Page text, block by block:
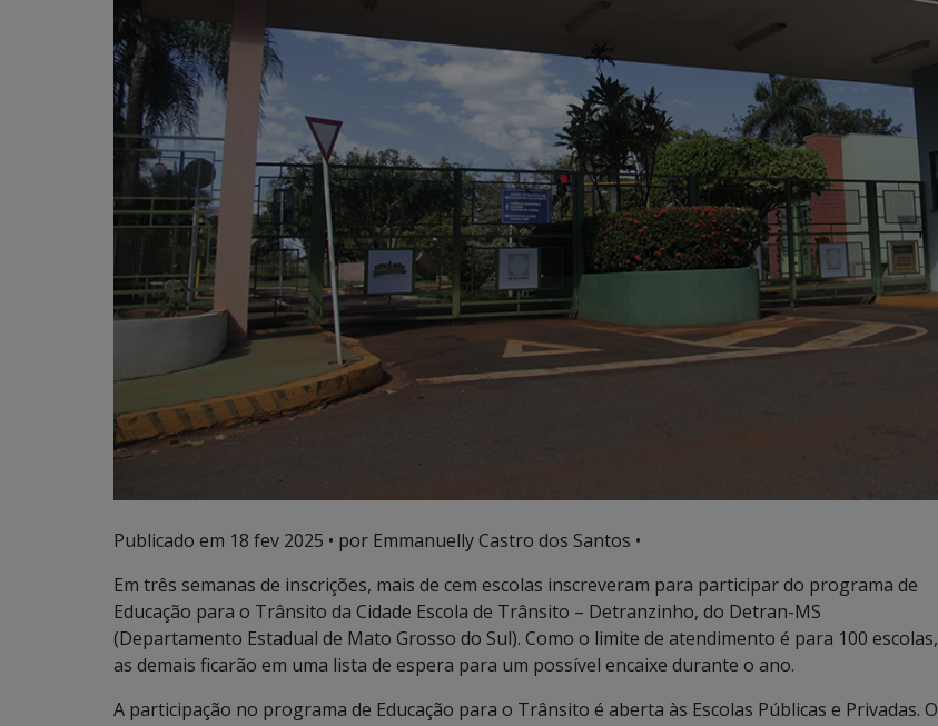
Publicado em 18 fev 2025 • por Emmanuelly Castro dos Santos •
Em três semanas de inscrições, mais de cem escolas inscreveram para participar do programa de
Educação para o Trânsito da Cidade Escola de Trânsito – Detranzinho, do Detran-MS
(Departamento Estadual de Mato Grosso do Sul). Como o limite de atendimento é para 100 escolas,
as demais ficarão em uma lista de espera para um possível encaixe durante o ano.
A participação no programa de Educação para o Trânsito é aberta às Escolas Públicas e Privadas. O